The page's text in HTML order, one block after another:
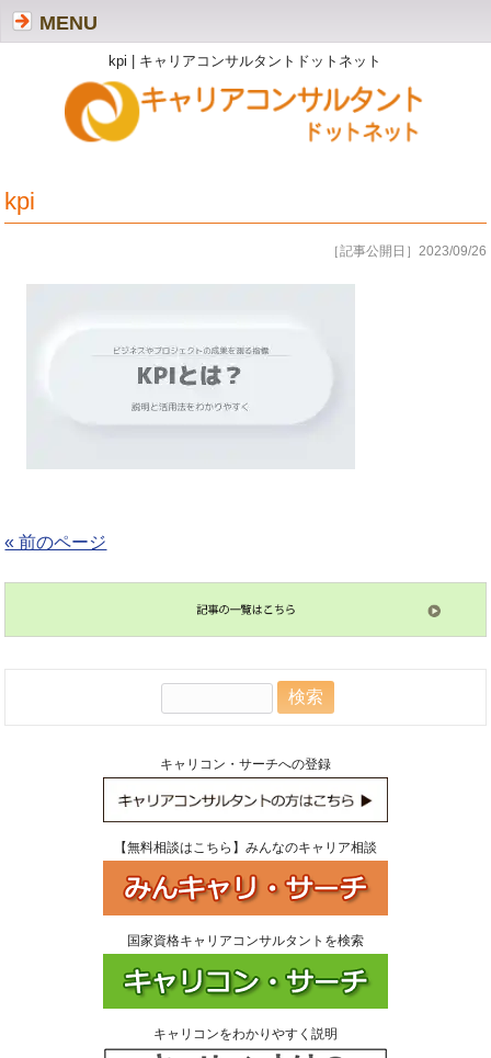
kpi | キャリアコンサルタントドットネット
MENU
kpi
［記事公開日］2023/09/26
« 前のページ
キャリコン・サーチへの登録
【無料相談はこちら】みんなのキャリア相談
国家資格キャリアコンサルタントを検索
キャリコンをわかりやすく説明